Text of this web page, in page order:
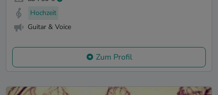
Hochzeit
Guitar & Voice
Zum Profil